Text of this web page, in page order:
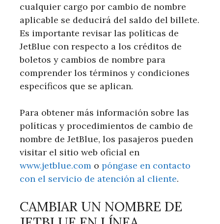
cualquier cargo por cambio de nombre
aplicable se deducirá del saldo del billete.
Es importante revisar las políticas de
JetBlue con respecto a los créditos de
boletos y cambios de nombre para
comprender los términos y condiciones
específicos que se aplican.
Para obtener más información sobre las
políticas y procedimientos de cambio de
nombre de JetBlue, los pasajeros pueden
visitar el sitio web oficial en
www.jetblue.com o póngase en contacto
con el servicio de atención al cliente.
CAMBIAR UN NOMBRE DE